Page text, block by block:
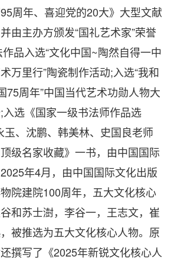
周年、喜迎党的20大》大型文献
由主办方颁发“国礼艺术家”荣誉
品入选“文化中国~陶然自得一中
万里行”陶瓷制作活动;入选“我和
75周年”中国当代艺术功勋人物大
选《国家一级书法师作品选
、沈鹏、韩美林、史国良老师
级名家收藏》一书，由中国国际
年4月，由中国国际文化出版
院建院100周年，五大文化核心
和苏士澍，李谷一，王志文，崔
被推选为五大文化核心人物。原
撰写了《2025年新锐文化核心人